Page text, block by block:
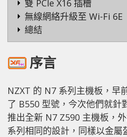
雙 PCIe X16 插槽
無線網絡升級至 Wi-Fi 6E
總結
序言
NZXT 的 N7 系列主機板，早
了 B550 型號，今次他們就針
推出全新 N7 Z590 主機板，
系列相同的設計，同樣以金屬